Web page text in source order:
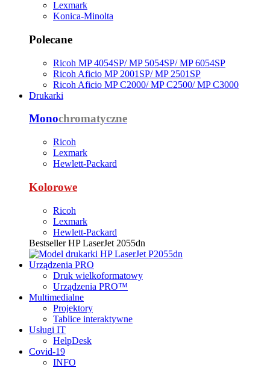
Lexmark
Konica-Minolta
Polecane
Ricoh MP 4054SP/ MP 5054SP/ MP 6054SP
Ricoh Aficio MP 2001SP/ MP 2501SP
Ricoh Aficio MP C2000/ MP C2500/ MP C3000
Drukarki
Monochromatyczne
Ricoh
Lexmark
Hewlett-Packard
Kolorowe
Ricoh
Lexmark
Hewlett-Packard
Bestseller HP LaserJet 2055dn
Urządzenia PRO
Druk wielkoformatowy
Urządzenia PRO™
Multimedialne
Projektory
Tablice interaktywne
Usługi IT
HelpDesk
Covid-19
INFO